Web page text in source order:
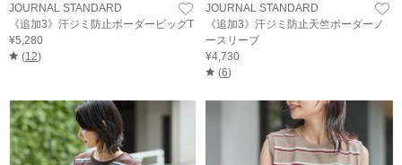
JOURNAL STANDARD
《追加3》汗ジミ防止ボーダービッグT
¥5,280
(12)
JOURNAL STANDARD
《追加3》汗ジミ防止天竺ボーダーノ
ースリーブ
¥4,730
(6)